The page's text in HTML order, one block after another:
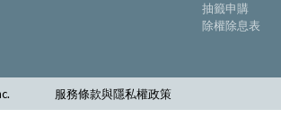
抽籤申購
除權除息表
服務條款與隱私權政策